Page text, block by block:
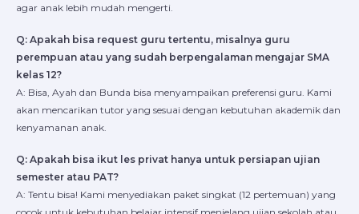
agar anak lebih mudah mengerti.
Q: Apakah bisa request guru tertentu, misalnya guru
perempuan atau yang sudah berpengalaman mengajar SMA
kelas 12?
A: Bisa, Ayah dan Bunda bisa menyampaikan preferensi guru. Kami
akan mencarikan tutor yang sesuai dengan kebutuhan akademik dan
kenyamanan anak.
Q: Apakah bisa ikut les privat hanya untuk persiapan ujian
semester atau PAT?
A: Tentu bisa! Kami menyediakan paket singkat (12 pertemuan) yang